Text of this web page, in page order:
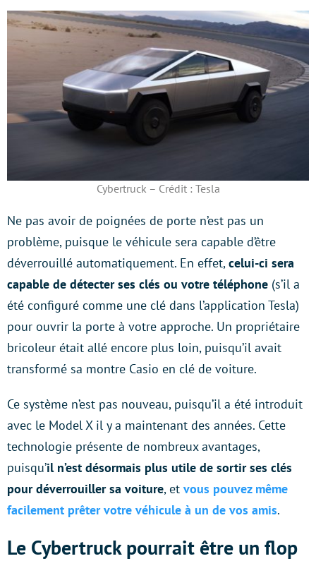
Cybertruck – Crédit : Tesla
Ne pas avoir de poignées de porte n’est pas un
problème, puisque le véhicule sera capable d’être
déverrouillé automatiquement. En effet,celui-ci sera
capable de détecter ses clés ou votre téléphone (s’il a
été configuré comme une clé dans l’application Tesla)
pour ouvrir la porte à votre approche. Un propriétaire
bricoleur était allé encore plus loin, puisqu’il avait
transformé sa montre Casio en clé de voiture.
Ce système n’est pas nouveau, puisqu’il a été introduit
avec le Model X il y a maintenant des années. Cette
technologie présente de nombreux avantages,
puisqu’il n’est désormais plus utile de sortir ses clés
pour déverrouiller sa voiture, et vous pouvez même
facilement prêter votre véhicule à un de vos amis.
Le Cybertruck pourrait être un flop